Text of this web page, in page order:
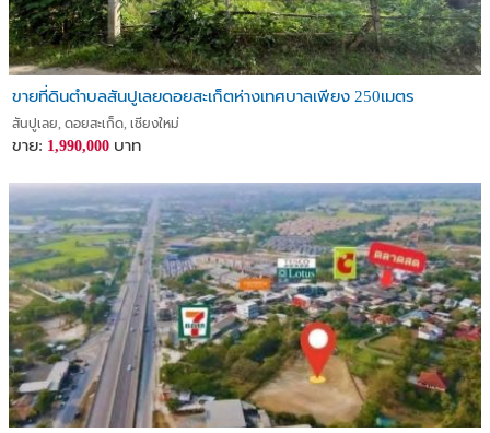
ขายที่ดินตำบลสันปูเลยดอยสะเก็ตห่างเทศบาลเพียง 250เมตร
สันปูเลย, ดอยสะเก็ด, เชียงใหม่
ขาย: 1,990,000 บาท